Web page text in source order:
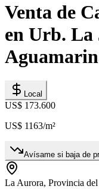
Venta de
en Urb. La
Local
US$ 173.600
US$ 1163/m²
Avísame si baja de
La Aurora, Provincia del